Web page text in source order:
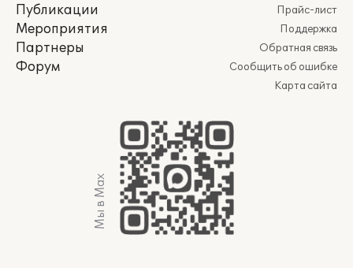
Публикации
Мероприятия
Партнеры
Форум
Прайс-лист
Поддержка
Обратная связь
Сообщить об ошибке
Карта сайта
Мы в Max